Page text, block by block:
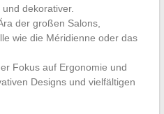
dekorativer.
der großen Salons,
wie die Méridienne oder das
Fokus auf Ergonomie und
Designs und vielfältigen